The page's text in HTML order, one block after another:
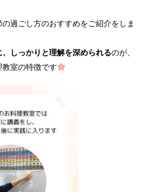
過ごし方のおすすめをご紹介をしま
しっかりと理解を深められるのが、
室の特徴です